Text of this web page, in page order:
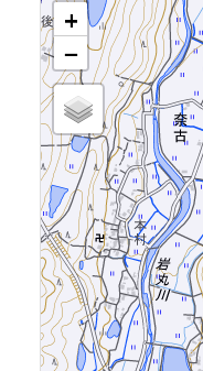
+
−